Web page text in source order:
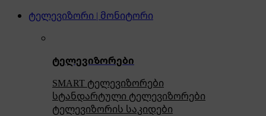
ტელევიზორი | მონიტორი
ტელევიზორები
SMART ტელევიზორები
სტანდარტული ტელევიზორები
ტელევიზორის საკიდები